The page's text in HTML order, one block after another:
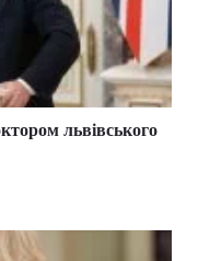
львівського